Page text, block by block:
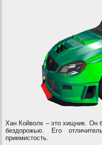
Хан Койволк – это хищник. Он
бездорожью. Его
приемистость.